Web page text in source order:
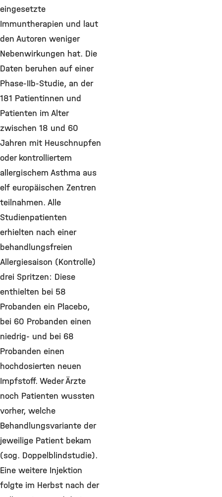
eingesetzte
Immuntherapien und laut
den Autoren weniger
Nebenwirkungen hat. Die
Daten beruhen auf einer
Phase-IIb-Studie, an der
181 Patientinnen und
Patienten im Alter
zwischen 18 und 60
Jahren mit Heuschnupfen
oder kontrolliertem
allergischem Asthma aus
elf europäischen Zentren
teilnahmen. Alle
Studienpatienten
erhielten nach einer
behandlungsfreien
Allergiesaison (Kontrolle)
drei Spritzen: Diese
enthielten bei 58
Probanden ein Placebo,
bei 60 Probanden einen
niedrig- und bei 68
Probanden einen
hochdosierten neuen
Impfstoff. Weder Ärzte
noch Patienten wussten
vorher, welche
Behandlungsvariante der
jeweilige Patient bekam
(sog. Doppelblindstudie).
Eine weitere Injektion
folgte im Herbst nach der